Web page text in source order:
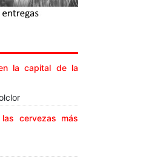
la capital de la
cervezas más